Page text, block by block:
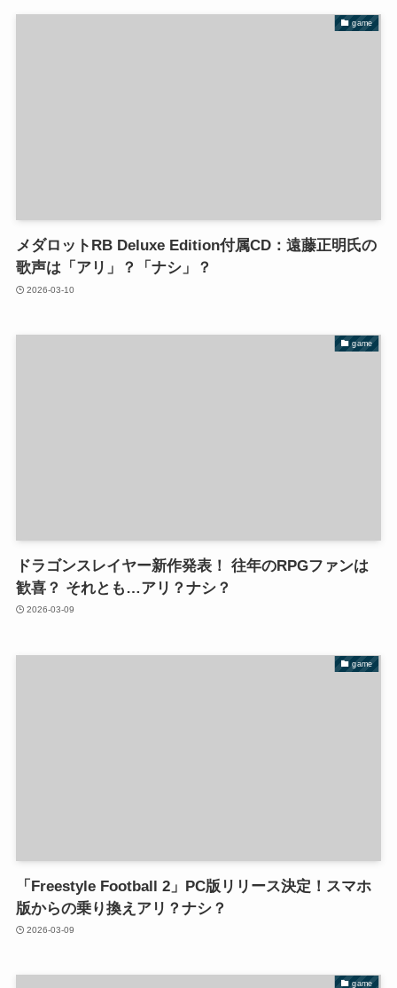
game
メダロットRB Deluxe Edition付属CD：遠藤正明氏の
歌声は「アリ」？「ナシ」？
2026-03-10
game
ドラゴンスレイヤー新作発表！ 往年のRPGファンは
歓喜？ それとも…アリ？ナシ？
2026-03-09
game
「Freestyle Football 2」PC版リリース決定！スマホ
版からの乗り換えアリ？ナシ？
2026-03-09
game